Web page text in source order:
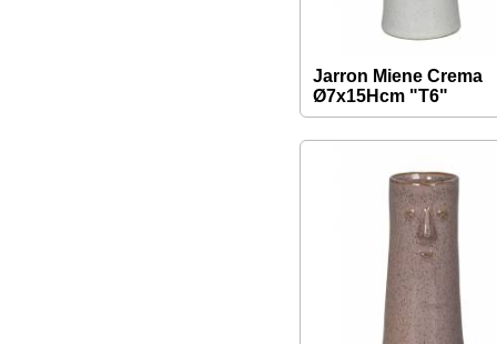
Jarron Miene Crema
Ø7x15Hcm "T6"